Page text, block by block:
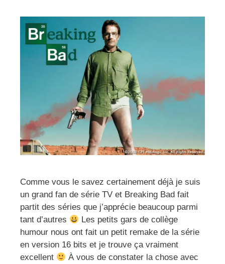
Comme vous le savez certainement déjà je suis
un grand fan de série TV et Breaking Bad fait
partit des séries que j’apprécie beaucoup parmi
tant d’autres
Les petits gars de collège
humour nous ont fait un petit remake de la série
en version 16 bits et je trouve ça vraiment
excellent
À vous de constater la chose avec